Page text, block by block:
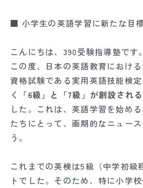
■ 小学生の英語学習に新たな目
こんにちは、390受験指導塾です。
この度、日本の英語教育におけ
資格試験である実用英語技能検
く
「6級」と「7級」が創設される
した。これは、英語学習を始め
たちにとって、画期的なニュー
う。
これまでの英検は5級（中学初級
トでした。そのため、特に小学